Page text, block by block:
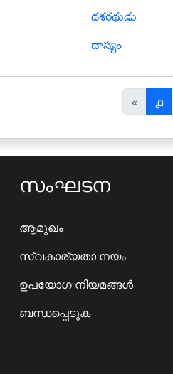
దశరథుడు
దాస్యం
«पि
छ
ला
൧
സംഘടന
ആമുഖം
സ്വകാര്യതാ നയം
ഉപയോഗ നിയമങ്ങൾ
ബന്ധപ്പെടുക